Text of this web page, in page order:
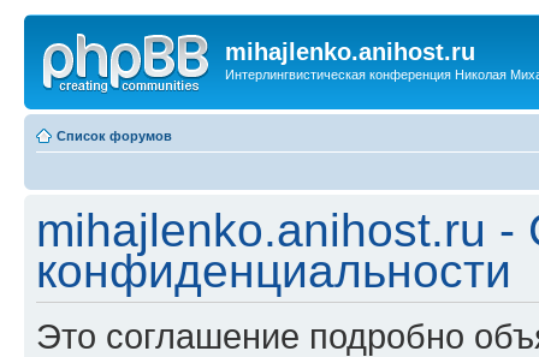
mihajlenko.anihost.ru
Интерлингвистическая конференция Николая
Список форумов
mihajlenko.anihost.ru -
конфиденциальности
Это соглашение подробно